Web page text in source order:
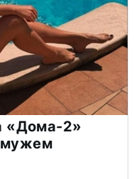
«Дома-2»
мужем